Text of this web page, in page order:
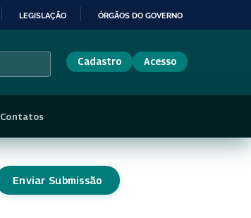
LEGISLAÇÃO ÓRGÃOS DO GOVERNO
Cadastro Acesso
Contatos
Enviar Submissão